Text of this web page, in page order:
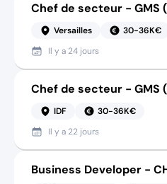
Chef de secteur - GMS
Versailles
30-36K€
Il y a 24 jours
Chef de secteur - GMS
IDF
30-36K€
Il y a 22 jours
Business Developer -